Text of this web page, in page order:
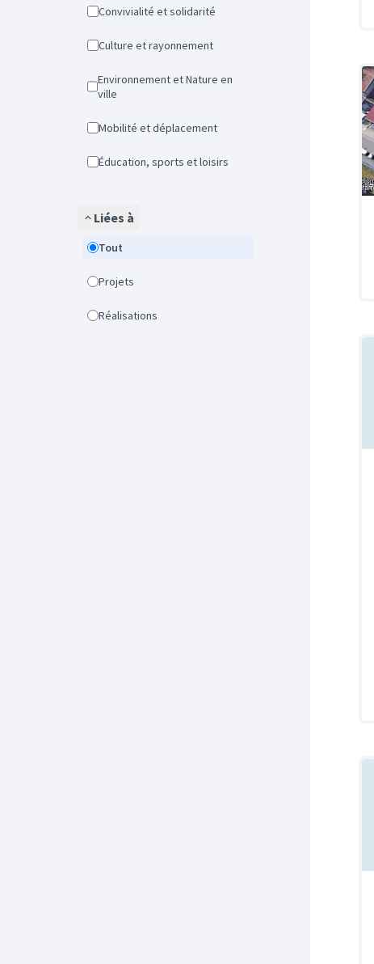
Convivialité et solidarité
Culture et rayonnement
Environnement et Nature en
ville
Mobilité et déplacement
Éducation, sports et loisirs
Liées à
Tout
Projets
Réalisations